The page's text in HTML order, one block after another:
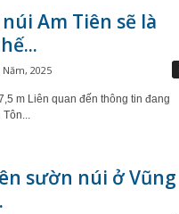
Am Tiên sẽ là
2025
m Liên quan đến thông tin đang
sườn núi ở Vũng